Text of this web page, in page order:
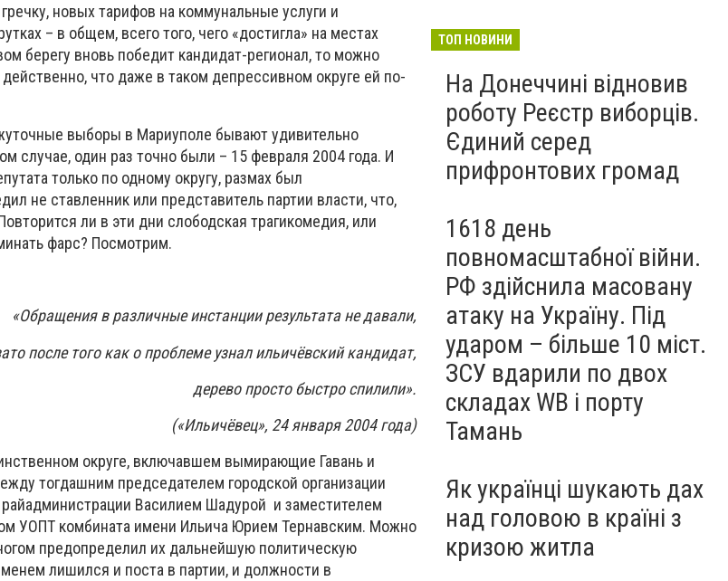
новых тарифов на коммунальные услуги и
– в общем, всего того, чего «достигла» на местах
берегу вновь победит кандидат-регионал, то можно
действенно, что даже в таком депрессивном округе ей по-
выборы в Мариуполе бывают удивительно
случае, один раз точно были – 15 февраля 2004 года. И
только по одному округу, размах был
не ставленник или представитель партии власти, что,
ли в эти дни слободская трагикомедия, или
фарс? Посмотрим.
«Обращения в различные инстанции результата не давали,
после того как о проблеме узнал ильичёвский кандидат,
дерево просто быстро спилили».
(«Ильичёвец», 24 января 2004 года)
округе, включавшем вымирающие Гавань и
тогдашним председателем городской организации
райадминистрации Василием Шадурой и заместителем
УОПТ комбината имени Ильича Юрием Тернавским. Можно
предопределил их дальнейшую политическую
лишился и поста в партии, и должности в
війни. РФ вдарила
столиці. 15 людей загинули.
В Росії палають
енергопідстанції та
черговий WB
Вчора
ТОП НОВИНИ
На Донеччині відновив
роботу Реєстр виборців.
Єдиний серед
прифронтових громад
1618 день
повномасштабної війни.
РФ здійснила масовану
атаку на Україну. Під
ударом – більше 10 міст.
ЗСУ вдарили по двох
складах WB і порту
Тамань
Як українці шукають дах
над головою в країні з
кризою житла